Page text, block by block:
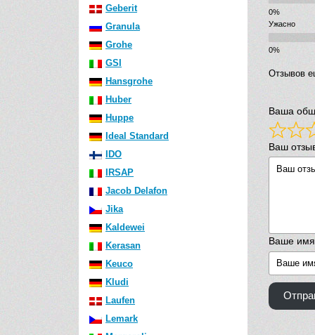
Geberit
Granula
Grohe
GSI
Hansgrohe
Huber
Huppe
Ideal Standard
IDO
IRSAP
Jacob Delafon
Jika
Kaldewei
Kerasan
Keuco
Kludi
Laufen
Lemark
Ужасно
Отзывов
Ваша
Ваш
Ваше имя